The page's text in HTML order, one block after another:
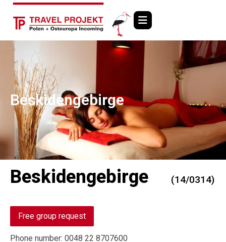
Beskidengebirge
Beskidengebirge (14/0314)
Free group request
Phone number: 0048 22 8707600